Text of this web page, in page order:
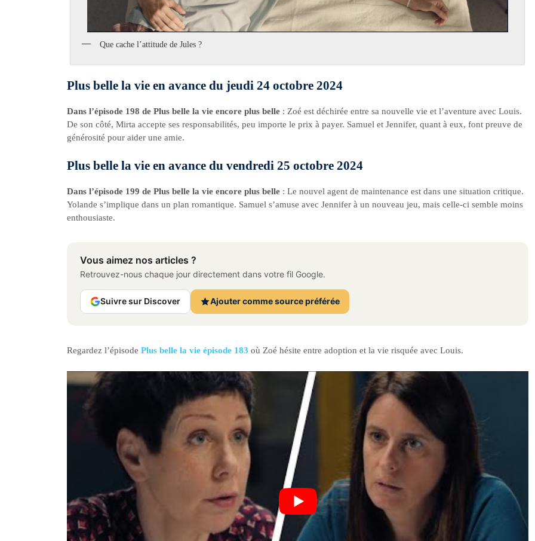
Que cache l’attitude de Jules ?
Plus belle la vie en avance du jeudi 24 octobre 2024
Dans l’épisode 198 de Plus belle la vie encore plus belle : Zoé est déchirée entre sa nouvelle vie et l’aventure avec Louis.
De son côté, Mirta accepte ses responsabilités, peu importe le prix à payer. Samuel et Jennifer, quant à eux, font preuve de
générosité pour aider une amie.
Plus belle la vie en avance du vendredi 25 octobre 2024
Dans l’épisode 199 de Plus belle la vie encore plus belle : Le nouvel agent de maintenance est dans une situation critique.
Yolande s’implique dans un plan romantique. Samuel s’amuse avec Jennifer à un nouveau jeu, mais celle-ci semble moins
enthousiaste.
Vous aimez nos articles ?
Retrouvez-nous chaque jour directement dans votre fil Google.
Suivre sur Discover Ajouter comme source préférée
Regardez l’épisode Plus belle la vie épisode 183 où Zoé hésite entre adoption et la vie risquée avec Louis.